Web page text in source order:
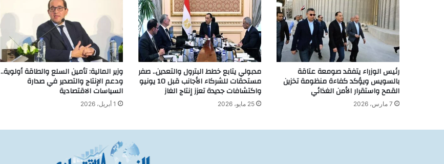
رئيس الوزراء يتفقد صومعة عتاقة
بالسويس ويؤكد كفاءة منظومة تخزين
القمح واستقرار الأمن الغذائي
7 مارس، 2026
مدبولي يتابع خطط البترول والتعدين.. صفر
مستحقات للشركاء الأجانب قبل 10 يونيو
واكتشافات جديدة تعزز إنتاج الغاز
25 مايو، 2026
وزير المالية: تأمين السلع والطاقة أولوية..
ودعم الإنتاج والتصدير في صدارة
السياسات الاقتصادية
1 أبريل، 2026